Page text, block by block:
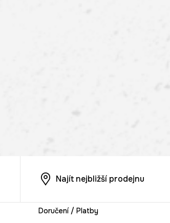
Najít nejbližší prodejnu
Doručení / Platby